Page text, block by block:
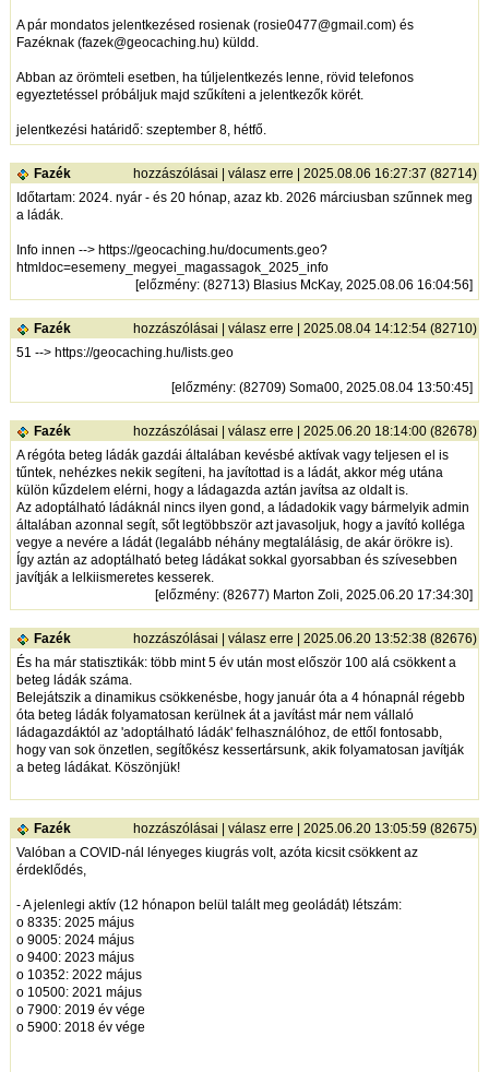
A pár mondatos jelentkezésed rosienak (rosie0477@gmail.com) és
Fazéknak (fazek@geocaching.hu) küldd.
Abban az örömteli esetben, ha túljelentkezés lenne, rövid telefonos
egyeztetéssel próbáljuk majd szűkíteni a jelentkezők körét.
jelentkezési határidő: szeptember 8, hétfő.
Fazék hozzászólásai |válasz erre | 2025.08.06 16:27:37 (82714)
Időtartam: 2024. nyár - és 20 hónap, azaz kb. 2026 márciusban szűnnek meg
a ládák.
Info innen --> https://geocaching.hu/documents.geo?
htmldoc=esemeny_megyei_magassagok_2025_info
[előzmény: (82713) Blasius McKay, 2025.08.06 16:04:56]
Fazék hozzászólásai |válasz erre | 2025.08.04 14:12:54 (82710)
51 --> https://geocaching.hu/lists.geo
[előzmény: (82709) Soma00, 2025.08.04 13:50:45]
Fazék hozzászólásai |válasz erre | 2025.06.20 18:14:00 (82678)
A régóta beteg ládák gazdái általában kevésbé aktívak vagy teljesen el is
tűntek, nehézkes nekik segíteni, ha javítottad is a ládát, akkor még utána
külön kűzdelem elérni, hogy a ládagazda aztán javítsa az oldalt is.
Az adoptálható ládáknál nincs ilyen gond, a ládadokik vagy bármelyik admin
általában azonnal segít, sőt legtöbbször azt javasoljuk, hogy a javító kolléga
vegye a nevére a ládát (legalább néhány megtalálásig, de akár örökre is).
Így aztán az adoptálható beteg ládákat sokkal gyorsabban és szívesebben
javítják a lelkiismeretes kesserek.
[előzmény: (82677) Marton Zoli, 2025.06.20 17:34:30]
Fazék hozzászólásai |válasz erre | 2025.06.20 13:52:38 (82676)
És ha már statisztikák: több mint 5 év után most először 100 alá csökkent a
beteg ládák száma.
Belejátszik a dinamikus csökkenésbe, hogy január óta a 4 hónapnál régebb
óta beteg ládák folyamatosan kerülnek át a javítást már nem vállaló
ládagazdáktól az 'adoptálható ládák' felhasználóhoz, de ettől fontosabb,
hogy van sok önzetlen, segítőkész kessertársunk, akik folyamatosan javítják
a beteg ládákat. Köszönjük!
Fazék hozzászólásai |válasz erre | 2025.06.20 13:05:59 (82675)
Valóban a COVID-nál lényeges kiugrás volt, azóta kicsit csökkent az
érdeklődés,
- A jelenlegi aktív (12 hónapon belül talált meg geoládát) létszám:
o 8335: 2025 május
o 9005: 2024 május
o 9400: 2023 május
o 10352: 2022 május
o 10500: 2021 május
o 7900: 2019 év vége
o 5900: 2018 év vége